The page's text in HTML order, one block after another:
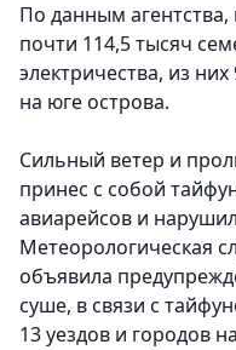
По данным
почти 114,5 тысяч
электричества, из
на юге острова.
Сильный ветер и
принес с собой
авиарейсов и
Метеорологическая
объявила
суше, в связи с
13 уездов и городов